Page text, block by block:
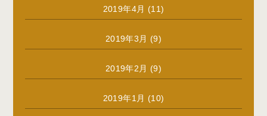
2019年4月 (11)
2019年3月 (9)
2019年2月 (9)
2019年1月 (10)